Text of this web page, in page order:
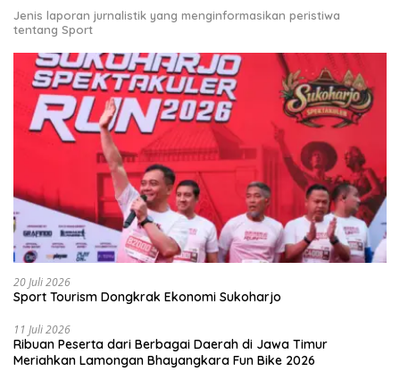
Jenis laporan jurnalistik yang menginformasikan peristiwa
tentang Sport
20 Juli 2026
Sport Tourism Dongkrak Ekonomi Sukoharjo
11 Juli 2026
Ribuan Peserta dari Berbagai Daerah di Jawa Timur
Meriahkan Lamongan Bhayangkara Fun Bike 2026